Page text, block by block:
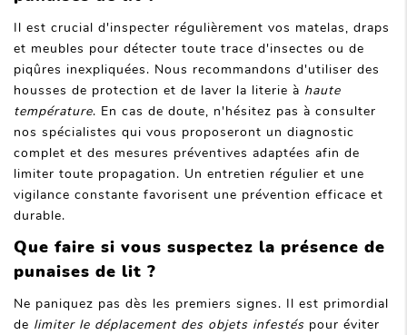
Il est crucial d'inspecter régulièrement vos matelas, draps
et meubles pour détecter toute trace d'insectes ou de
piqûres inexpliquées. Nous recommandons d'utiliser des
housses de protection et de laver la literie à haute
température. En cas de doute, n'hésitez pas à consulter
nos spécialistes qui vous proposeront un diagnostic
complet et des mesures préventives adaptées afin de
limiter toute propagation. Un entretien régulier et une
vigilance constante favorisent une prévention efficace et
durable.
Que faire si vous suspectez la présence de
punaises de lit ?
Ne paniquez pas dès les premiers signes. Il est primordial
de limiter le déplacement des objets infestés pour éviter